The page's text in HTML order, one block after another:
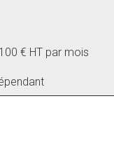
€ HT par mois